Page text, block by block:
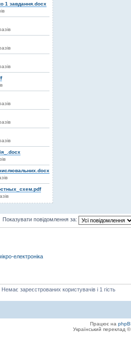
1 завдання.docx
Показувати повідомлення за:
електроніка
зареєстрованих користувачів і 1 гість
Працює на
Український переклад